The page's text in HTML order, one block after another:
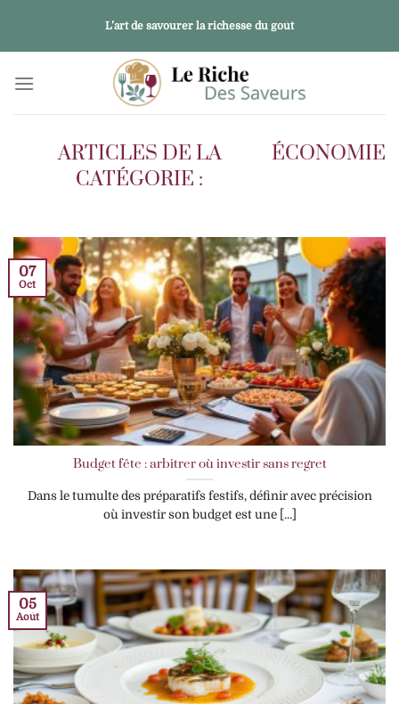
contenu
L’art de savourer la richesse du goût
ÉCONOMIE
Budget fête : arbitrer où investir sans regret
Dans le tumulte des préparatifs festifs, définir avec précision
où investir son budget est une [...]
07
Oct
05
Août